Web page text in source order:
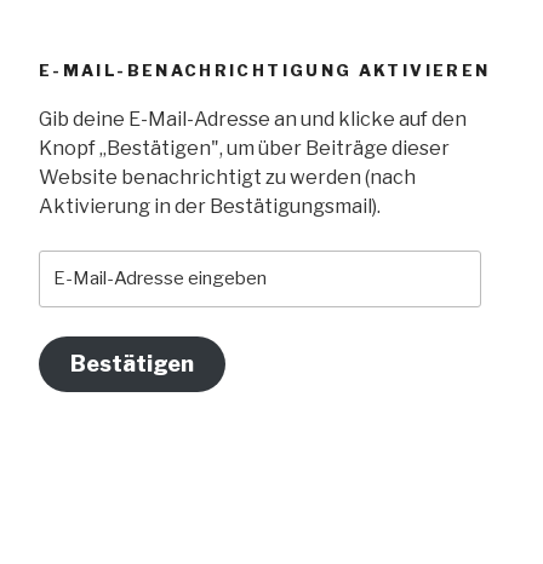
E-MAIL-BENACHRICHTIGUNG AKTIVIEREN
Gib deine E-Mail-Adresse an und klicke auf den
Knopf „Bestätigen", um über Beiträge dieser
Website benachrichtigt zu werden (nach
Aktivierung in der Bestätigungsmail).
Mail-
eingeben
Bestätigen